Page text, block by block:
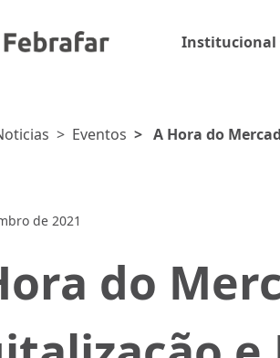
Institucional
> Eventos > A Hora do
de 2021
do